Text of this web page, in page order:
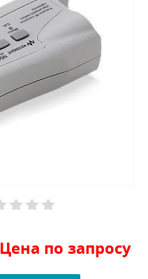
Цена по запросу